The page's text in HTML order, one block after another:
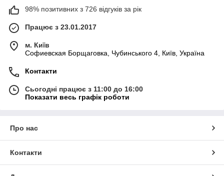
98% позитивних з 726 відгуків за рік
Працює з 23.01.2017
м. Київ
Софиевская Борщаговка, Чубинського 4, Київ, Україна
Контакти
Сьогодні працює з 11:00 до 16:00
Показати весь графік роботи
Про нас
Контакти